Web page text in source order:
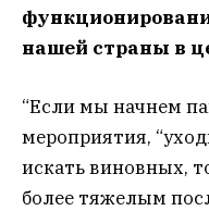
нашей страны в
“Если мы начнем
мероприятия,
искать виновных,
более тяжелым